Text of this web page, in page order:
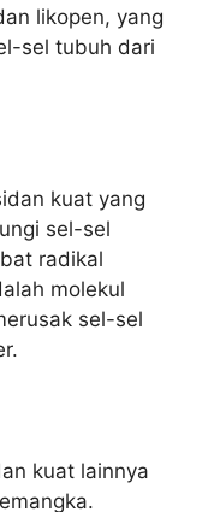
likopen, yang
sel tubuh dari
kuat yang
sel-sel
radikal
molekul
sel-sel
kuat lainnya